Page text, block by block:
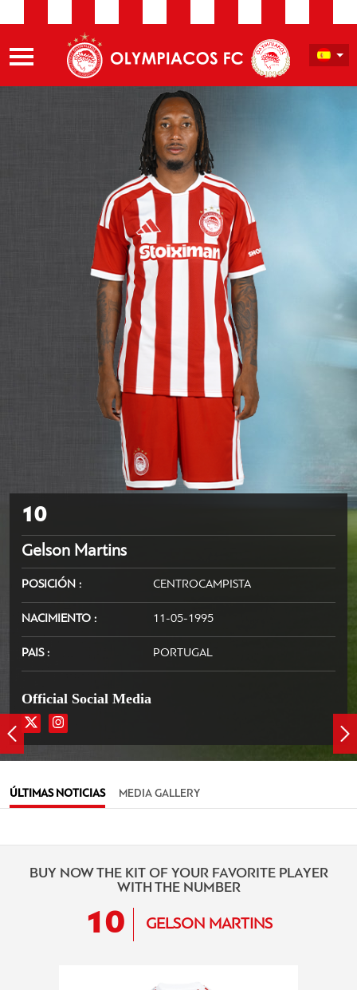
10
Gelson Martins
POSICIÓN CENTROCAMPISTA
NACIMIENTO 11-05-1995
PAIS PORTUGAL
Official Social Media
ÚLTIMAS NOTICIAS MEDIA GALLERY
BUY NOW THE KIT OF YOUR FAVORITE PLAYER
WITH THE NUMBER
10 GELSON MARTINS